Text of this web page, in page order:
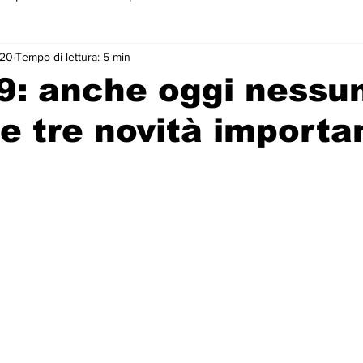
piano
anche oggi
tre novità
Tempo di lettura: 5 min